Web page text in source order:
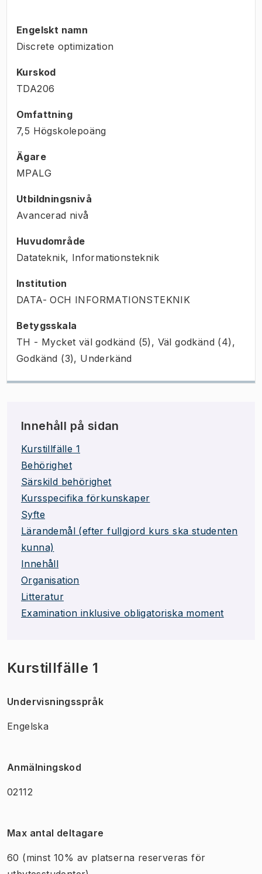
Engelskt namn
Discrete optimization
Kurskod
TDA206
Omfattning
7,5 Högskolepoäng
Ägare
MPALG
Utbildningsnivå
Avancerad nivå
Huvudområde
Datateknik, Informationsteknik
Institution
DATA- OCH INFORMATIONSTEKNIK
Betygsskala
TH - Mycket väl godkänd (5), Väl godkänd (4),
Godkänd (3), Underkänd
Innehåll på sidan
Kurstillfälle 1
Behörighet
Särskild behörighet
Kursspecifika förkunskaper
Syfte
Lärandemål (efter fullgjord kurs ska studenten
kunna)
Innehåll
Organisation
Litteratur
Examination inklusive obligatoriska moment
Kurstillfälle 1
Undervisningsspråk
Engelska
Anmälningskod
02112
Max antal deltagare
60 (minst 10% av platserna reserveras för